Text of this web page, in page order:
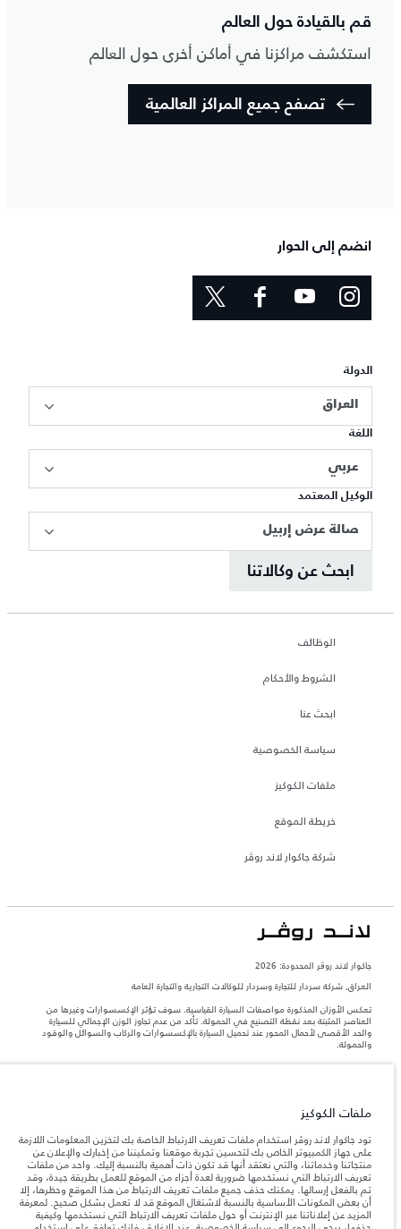
قم بالقيادة حول العالم
استكشف مراكزنا في أماكن أخرى حول العالم
تصفح جميع المراكز العالمية
انضم إلى الحوار
الدولة
العراق
اللغة
عربي
الوكيل المعتمد
صالة عرض إربيل
ابحث عن وكالاتنا
الوظائف
الشروط والأحكام
ابحث عنا
سياسة الخصوصية
ملفات الكوكيز
خريطة الموقع
شركة جاكوار لاند روڤر
جاكوار لاند روڨر المحدودة: 2026
العراق, شركة سردار للتجارة وسردار للوكالات التجارية والتجارة العامة
تعكس الأوزان المذكورة مواصفات السيارة القياسية. سوف تؤثر الإكسسوارات وغيرها من
العناصر المثبتة بعد نقطة التصنيع في الحمولة. تأكد من عدم تجاوز الوزن الإجمالي للسيارة
والحد الأقصى لأحمال المحور عند تحميل السيارة بالإكسسوارات والركاب والسوائل والوقود
والحمولة.
والتحقق من الأسعار.
في مواصفات تصميم السيارات وتوفر الخيارات وتوقيتات التصاميم. هذا ظرف ديناميكي
للغاية، ونتيجة لذلك، قد لا تمثّل الصور المستخدَمة ضمن موقع الويب حاليًا المواصفات الحالية
بالكامل بالنسبة إلى الميزات والخيارات والحلية ومجموعات الألوان. يرجى استشارة وكيلك الذي
سيتمكّن من تأكيد أي تقييدات حالية معك للسماح لك باتخاذ قرار مدروس
الأرقام المقدمة هي نتيجة لاختبارات المصنع الرسمية وفقاً لتشريعات الاتحاد الأوروبي. قد
يتباين استهلك الوقود الفعلي للمركبة عن ذلك المتحقق في تلك الاختبارات كما أن هذه
الأرقام بغرض المقارنة فحسب.
ملفات الكوكيز
تود جاكوار لاند روڤر استخدام ملفات تعريف الارتباط الخاصة بك لتخزين المعلومات اللازمة
على جهاز الكمبيوتر الخاص بك لتحسين تجربة موقعنا وتمكيننا من إخبارك والإعلان عن
منتجاتنا وخدماتنا، والتي نعتقد أنها قد تكون ذات أهمية بالنسبة إليك. واحد من ملفات
تعريف الارتباط التي نستخدمها ضرورية لعدة أجزاء من الموقع للعمل بطريقة جيدة، وقد
تم بالفعل إرسالها. يمكنك حذف جميع ملفات تعريف الارتباط من هذا الموقع وحظرها، إلا
أن بعض المكونات الأساسية بالنسبة لاشتغال الموقع قد لا تعمل بشكل صحيح. لمعرفة
المزيد عن إعلاناتنا عبر الإنترنت أو حول ملفات تعريف الارتباط التي نستخدمها وكيفية